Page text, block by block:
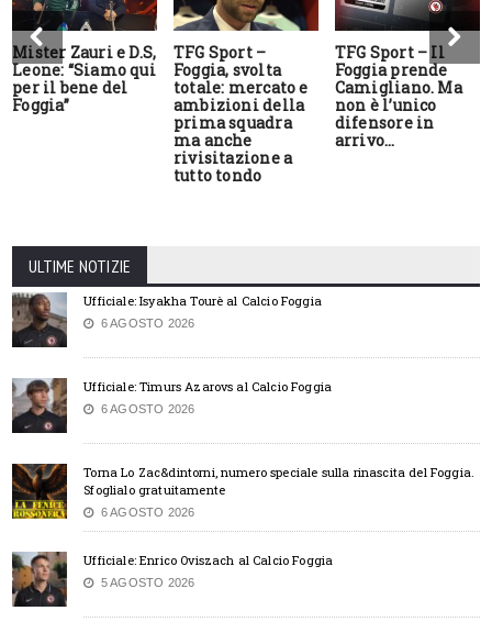
Mister Zauri e D.S,
Leone: “Siamo qui
per il bene del
Foggia”
TFG Sport –
Foggia, svolta
totale: mercato e
ambizioni della
prima squadra
ma anche
rivisitazione a
tutto tondo
TFG Sport – Il
Foggia prende
Camigliano. Ma
non è l’unico
difensore in
arrivo…
ULTIME NOTIZIE
Ufficiale: Isyakha Tourè al Calcio Foggia
6 AGOSTO 2026
Ufficiale: Timurs Azarovs al Calcio Foggia
6 AGOSTO 2026
Torna Lo Zac&dintorni, numero speciale sulla rinascita del Foggia.
Sfoglialo gratuitamente
6 AGOSTO 2026
Ufficiale: Enrico Oviszach al Calcio Foggia
5 AGOSTO 2026